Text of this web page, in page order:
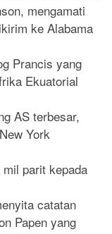
mengamati
ke Alabama
Prancis yang
Ekuatorial
AS terbesar,
York
parit kepada
catatan
Papen yang